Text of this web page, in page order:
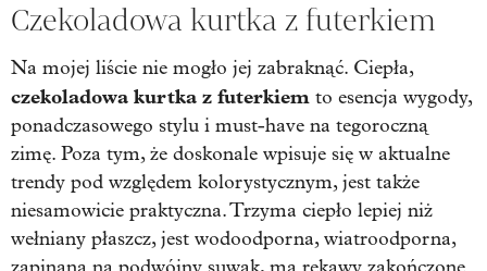
Czekoladowa kurtka z futerkiem
Na mojej liście nie mogło jej zabraknąć. Ciepła,
czekoladowa kurtka z futerkiem to esencja wygody,
ponadczasowego stylu i must-have na tegoroczną
zimę. Poza tym, że doskonale wpisuje się w aktualne
trendy pod względem kolorystycznym, jest także
niesamowicie praktyczna. Trzyma ciepło lepiej niż
wełniany płaszcz, jest wodoodporna, wiatroodporna,